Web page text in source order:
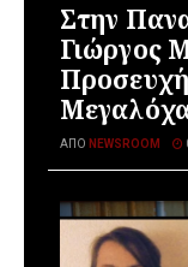
Στην
Γιώργος
ΑΠΌ NEWSROOM